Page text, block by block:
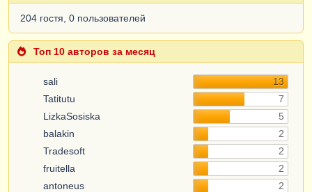
204 гостя, 0 пользователей
Топ 10 авторов за месяц
sali
13
Tatitutu
7
LizkaSosiska
5
balakin
2
Tradesoft
2
fruitella
2
antoneus
2